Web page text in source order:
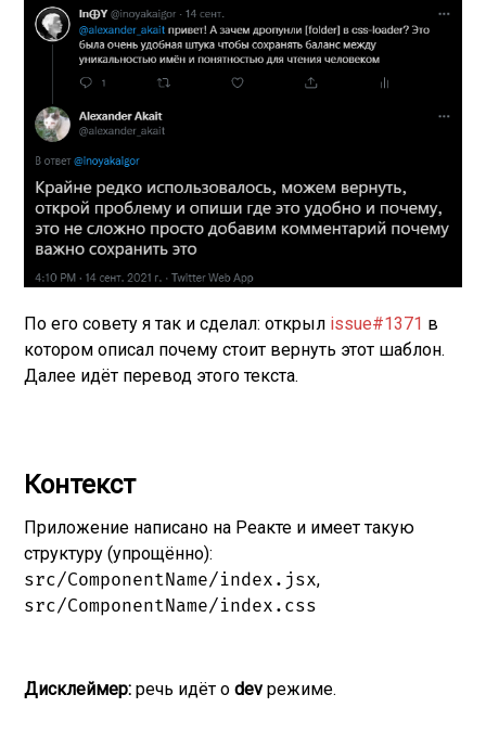
По его совету я так и сделал: открыл issue#1371 в
котором описал почему стоит вернуть этот шаблон.
Далее идёт перевод этого текста.
Контекст
Приложение написано на Реакте и имеет такую
структуру (упрощённо):
src/ComponentName/index.jsx,
src/ComponentName/index.css
Дисклеймер:речь идёт оdevрежиме.